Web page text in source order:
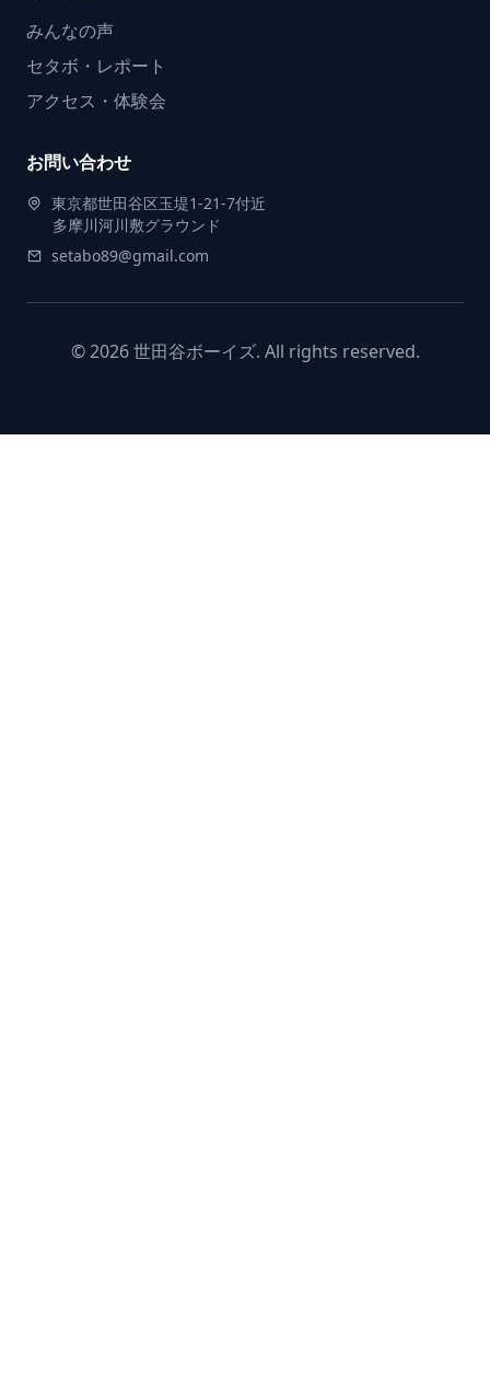
みんなの声
セタボ・レポート
アクセス・体験会
お問い合わせ
東京都世田谷区玉堤1-21-7付近
多摩川河川敷グラウンド
setabo89@gmail.com
© 2026 世田谷ボーイズ. All rights reserved.